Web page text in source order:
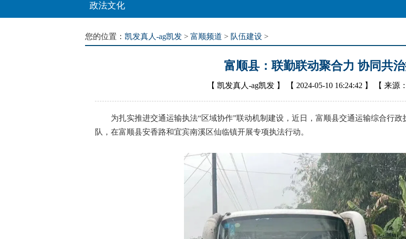
政法文化
您的位置： 凯发真人-ag凯发 > 富顺频道 > 队伍建设 >
富顺县：联勤联动聚合力 协同共
【 凯发真人-ag凯发 】 【 2024-05-10 16:24:42 】 【 来源
为扎实推进交通运输执法“区域协作”联动机制建设，近日，富顺县交通运输综合行政
队，在富顺县安香路和宜宾南溪区仙临镇开展专项执法行动。